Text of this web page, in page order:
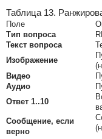
Таблица 13.
Поле
Тип вопроса
Текст вопроса
Изображение
Видео
Аудио
Ответ 1..10
Сообщение, если
верно